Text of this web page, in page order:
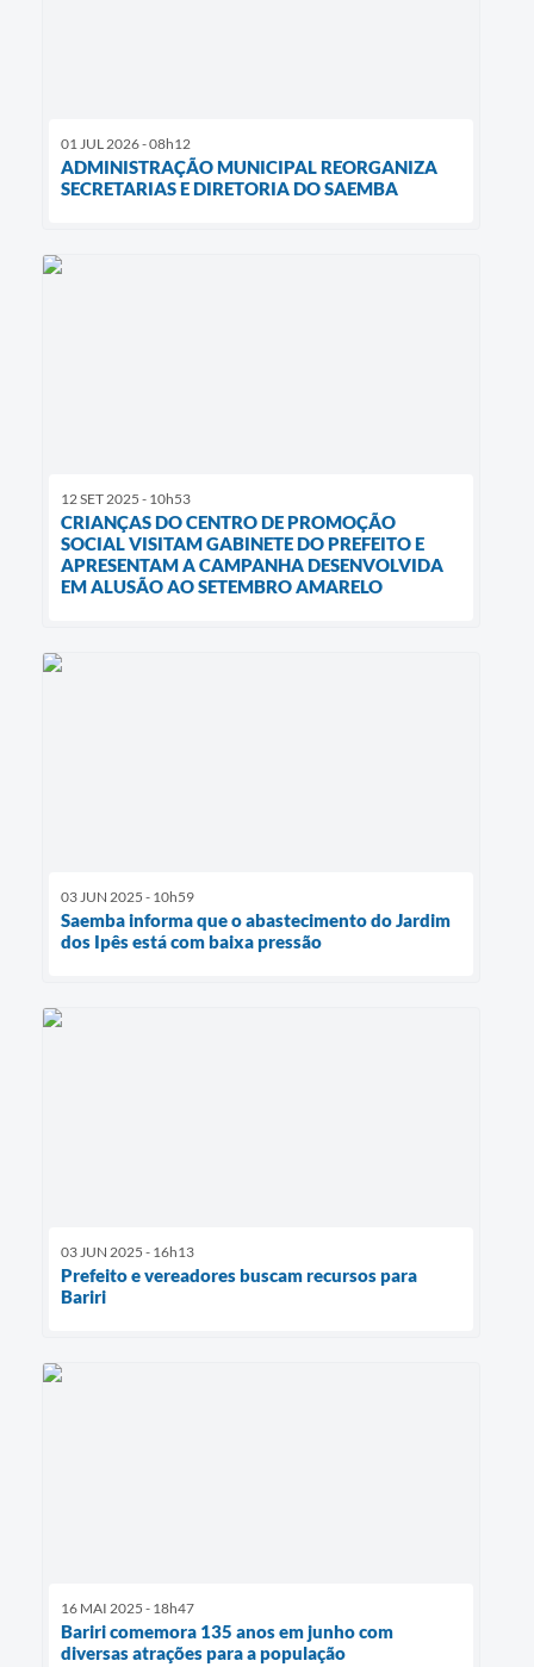
01 JUL 2026 - 08h12
ADMINISTRAÇÃO MUNICIPAL REORGANIZA
SECRETARIAS E DIRETORIA DO SAEMBA
12 SET 2025 - 10h53
CRIANÇAS DO CENTRO DE PROMOÇÃO
SOCIAL VISITAM GABINETE DO PREFEITO E
APRESENTAM A CAMPANHA DESENVOLVIDA
EM ALUSÃO AO SETEMBRO AMARELO
03 JUN 2025 - 10h59
Saemba informa que o abastecimento do Jardim
dos Ipês está com baixa pressão
03 JUN 2025 - 16h13
Prefeito e vereadores buscam recursos para
Bariri
16 MAI 2025 - 18h47
Bariri comemora 135 anos em junho com
diversas atrações para a população